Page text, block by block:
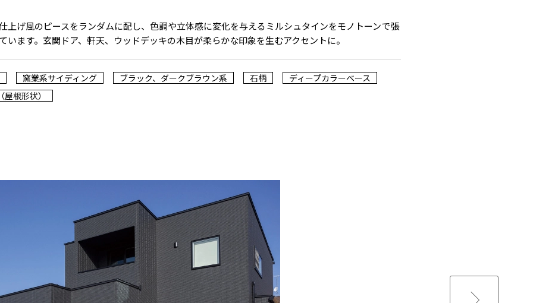
上げ風のピースをランダムに配し、色調や立体感に変化を与えるミルシュタインをモノトーンで張
います。玄関ドア、軒天、ウッドデッキの木目が柔らかな印象を生むアクセントに。
窯業系サイディング ブラック、ダークブラウン系 石柄
ディープカラーベース
根形状）